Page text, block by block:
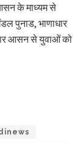
के माध्यम से
पुनाड, भाणाधार
आसन से युवाओं को